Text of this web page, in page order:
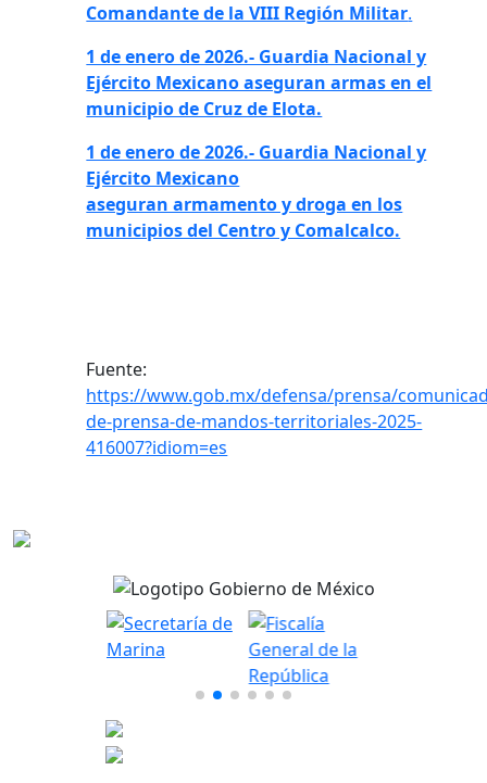
Comandante de la VIII Región Militar.
1 de enero de 2026.- Guardia Nacional y
Ejército Mexicano aseguran armas en el
municipio de Cruz de Elota.
1 de enero de 2026.- Guardia Nacional y
Ejército Mexicano
aseguran armamento y droga en los
municipios del Centro y Comalcalco.
Fuente:
https://www.gob.mx/defensa/prensa/
de-prensa-de-mandos-territoriales-2025-
416007?idiom=es